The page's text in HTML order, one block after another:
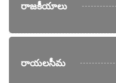
రాజకీయాలు
రాయలసీమ